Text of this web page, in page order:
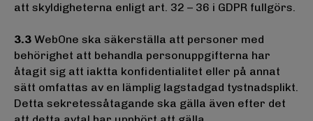
att skyldigheterna enligt art. 32 – 36 i GDPR fullgörs.
3.3 WebOne ska säkerställa att personer med
behörighet att behandla personuppgifterna har
åtagit sig att iaktta konfidentialitet eller på annat
sätt omfattas av en lämplig lagstadgad tystnadsplikt.
Detta sekretessåtagande ska gälla även efter det